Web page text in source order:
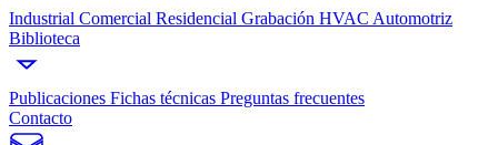
Industrial Comercial Residencial Grabación HVAC Automotriz
Biblioteca
Publicaciones Fichas técnicas Preguntas frecuentes
Contacto